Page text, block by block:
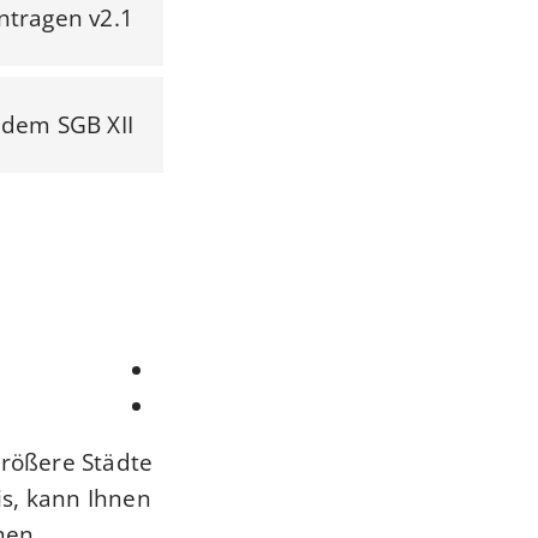
v2.1
SGB XII
Städte
kann Ihnen